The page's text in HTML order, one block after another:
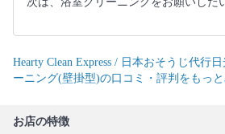
Hearty Clean Express / 日本おそうじ代行
ーニング(壁掛型)の口コミ・評判をもっ
お店の特徴